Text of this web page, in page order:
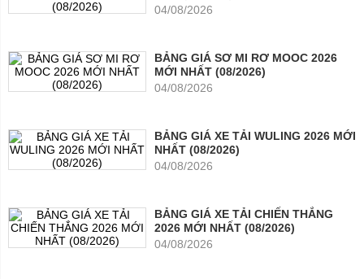
04/08/2026
BẢNG GIÁ SƠ MI RƠ MOOC 2026
MỚI NHẤT (08/2026)
04/08/2026
BẢNG GIÁ XE TẢI WULING 2026 MỚI
NHẤT (08/2026)
04/08/2026
BẢNG GIÁ XE TẢI CHIẾN THẮNG
2026 MỚI NHẤT (08/2026)
04/08/2026